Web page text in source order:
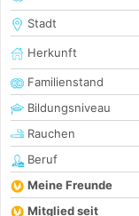
Stadt
Herkunft
Familienstand
Bildungsniveau
Rauchen
Beruf
Meine Freunde
Mitglied seit